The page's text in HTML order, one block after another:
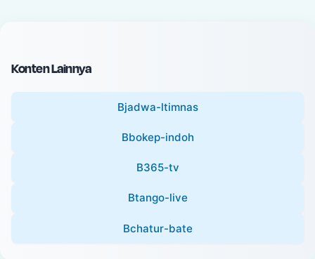
c
e
Konten Lainnya
Bjadwa-ltimnas
Bbokep-indoh
B365-tv
Btango-live
Bchatur-bate